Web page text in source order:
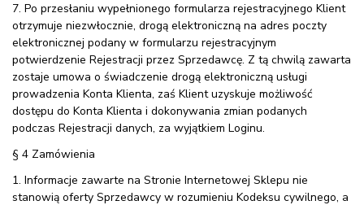
7. Po przesłaniu wypełnionego formularza rejestracyjnego Klient
otrzymuje niezwłocznie, drogą elektroniczną na adres poczty
elektronicznej podany w formularzu rejestracyjnym
potwierdzenie Rejestracji przez Sprzedawcę. Z tą chwilą zawarta
zostaje umowa o świadczenie drogą elektroniczną usługi
prowadzenia Konta Klienta, zaś Klient uzyskuje możliwość
dostępu do Konta Klienta i dokonywania zmian podanych
podczas Rejestracji danych, za wyjątkiem Loginu.
§ 4 Zamówienia
1. Informacje zawarte na Stronie Internetowej Sklepu nie
stanowią oferty Sprzedawcy w rozumieniu Kodeksu cywilnego, a